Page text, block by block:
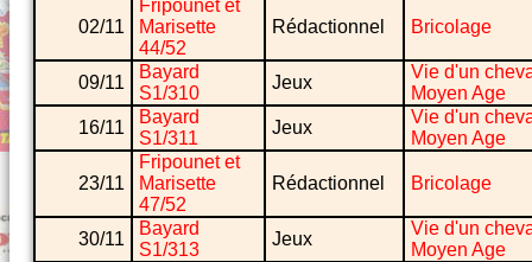
02/11
Fripounet et
Marisette
44/52
Rédactionnel Bricolage
09/11
Bayard
S1/310
Jeux
Vie d'un
Moyen Age
16/11
Bayard
S1/311
Jeux
Vie d'un
Moyen Age
23/11
Fripounet et
Marisette
47/52
Rédactionnel Bricolage
30/11
Bayard
S1/313
Jeux
Vie d'un
Moyen Age